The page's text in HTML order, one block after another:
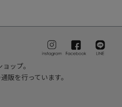
ップ。
販を行っています。